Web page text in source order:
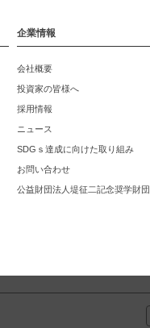
企業情報
会社概要
投資家の皆様へ
採用情報
ニュース
SDGｓ達成に向けた取り組み
お問い合わせ
公益財団法人堤征二記念奨学財団